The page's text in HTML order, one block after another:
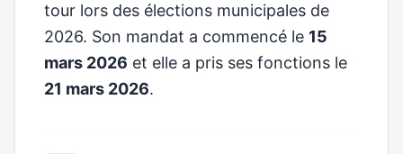
tour lors des élections municipales de
2026. Son mandat a commencé le 15
mars 2026 et elle a pris ses fonctions le
21 mars 2026.